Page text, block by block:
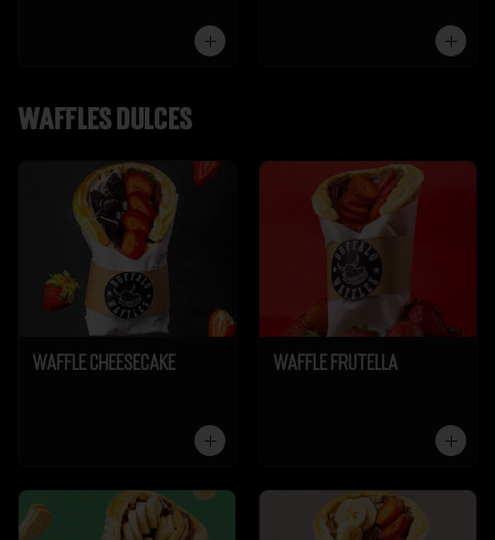
Waffles dulces
Waffle Cheesecake Waffle Frutella